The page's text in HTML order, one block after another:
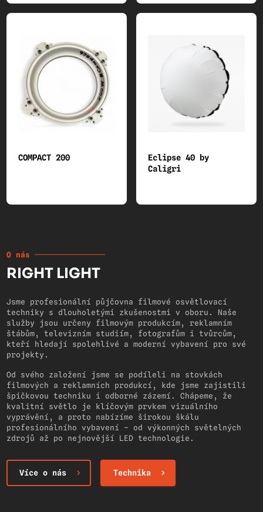
COMPACT 200
Eclipse 40 by
Caligri
O nás
RIGHT LIGHT
Jsme profesionální půjčovna filmové osvětlovací
techniky s dlouholetými zkušenostmi v oboru. Naše
služby jsou určeny filmovým produkcím, reklamním
štábům, televizním studiím, fotografům i tvůrcům,
kteří hledají spolehlivé a moderní vybavení pro své
projekty.
Od svého založení jsme se podíleli na stovkách
filmových a reklamních produkcí, kde jsme zajistili
špičkovou techniku i odborné zázemí. Chápeme, že
kvalitní světlo je klíčovým prvkem vizuálního
vyprávění, a proto nabízíme širokou škálu
profesionálního vybavení – od výkonných světelných
zdrojů až po nejnovější LED technologie.
Více o nás Technika